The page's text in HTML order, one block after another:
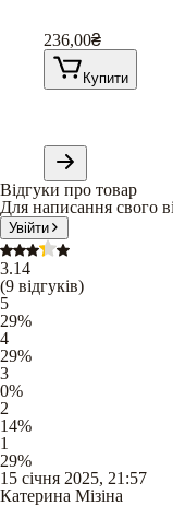
236,00₴
Купити
Відгуки про товар
Для написання свого
Увійти
3.14
(9 відгуків)
5
29%
4
29%
3
0%
2
14%
1
29%
15 січня 2025, 21:57
Катерина Мізіна